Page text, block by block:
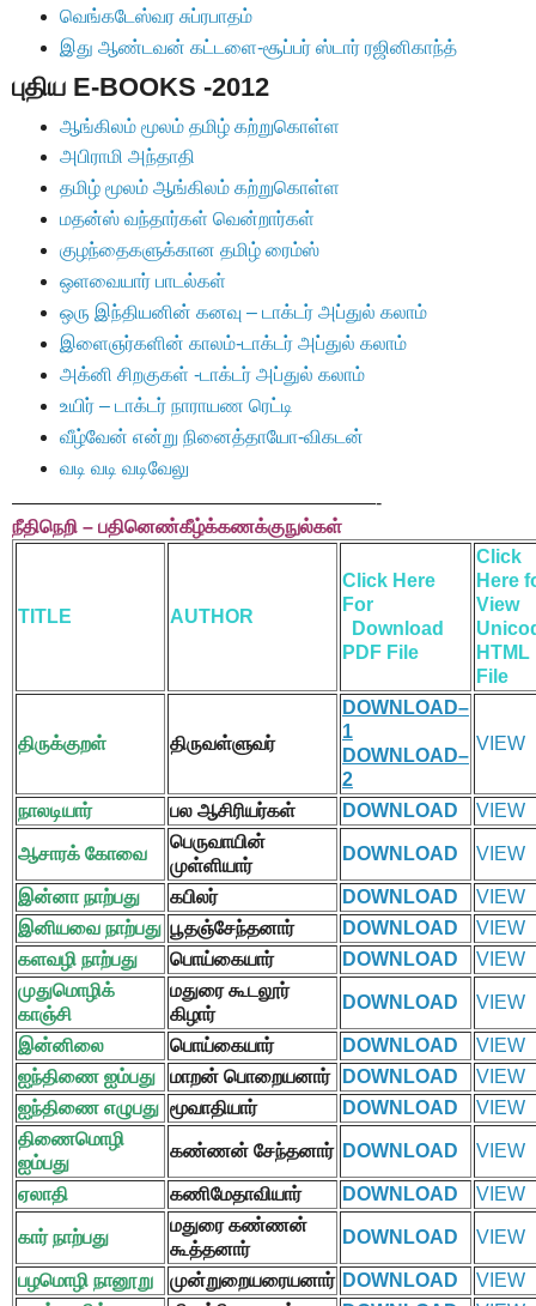
வெங்கடேஸ்வர சுப்ரபாதம்
இது ஆண்டவன் கட்டளை-சூப்பர் ஸ்டார் ரஜினிகாந்த்
புதிய E-BOOKS -2012
ஆங்கிலம் மூலம் தமிழ் கற்றுகொள்ள
அபிராமி அந்தாதி
தமிழ் மூலம் ஆங்கிலம் கற்றுகொள்ள
மதன்ஸ் வந்தார்கள் வென்றார்கள்
குழந்தைகளுக்கான தமிழ் ரைம்ஸ்
ஒளவையார் பாடல்கள்
ஒரு இந்தியனின் கனவு – டாக்டர் அப்துல் கலாம்
இளைஞர்களின் காலம்-டாக்டர் அப்துல் கலாம்
அக்னி சிறகுகள் -டாக்டர் அப்துல் கலாம்
உயிர் – டாக்டர் நாராயண ரெட்டி
வீழ்வேன் என்று நினைத்தாயோ-விகடன்
வடி வடி வடிவேலு
———————————————————-
நீதிநெறி – பதினெண்கீழ்க்கணக்குநுல்கள்
TITLE AUTHOR
Click Here
For
Download
PDF File
Click
Here
View
HTML
File
திருக்குறள் திருவள்ளுவர்
DOWNLOAD–
1
DOWNLOAD–
2
VIEW
நாலடியார் பல ஆசிரியர்கள் DOWNLOAD VIEW
ஆசாரக் கோவை
பெருவாயின்
முள்ளியார்
DOWNLOAD VIEW
இன்னா நாற்பது கபிலர் DOWNLOAD
VIEW
இனியவை நாற்பது பூதஞ்சேந்தனார் DOWNLOAD
VIEW
களவழி நாற்பது
பொய்கையார் DOWNLOAD
VIEW
முதுமொழிக்
காஞ்சி
மதுரை கூடலூர்
கிழார்
DOWNLOAD VIEW
இன்னிலை பொய்கையார் DOWNLOAD
VIEW
ஐந்திணை ஐம்பது
மாறன் பொறையனார் DOWNLOAD
VIEW
ஐந்திணை எழுபது மூவாதியார் DOWNLOAD
VIEW
திணைமொழி
ஐம்பது
கண்ணன் சேந்தனார் DOWNLOAD VIEW
ஏலாதி கணிமேதாவியார் DOWNLOAD VIEW
கார் நாற்பது
மதுரை கண்ணன்
கூத்தனார்
DOWNLOAD VIEW
பழமொழி நானூறு முன்றுறையரையனார் DOWNLOAD
VIEW